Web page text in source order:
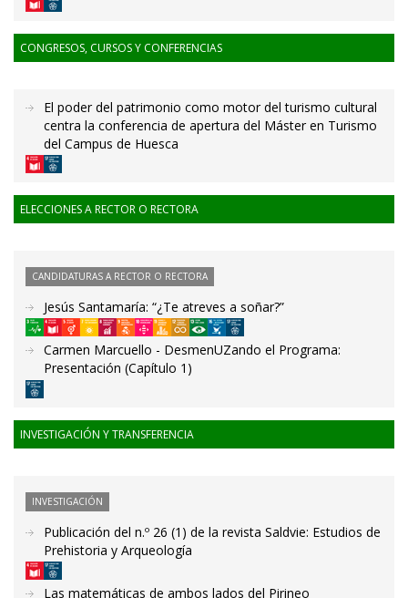
CONGRESOS, CURSOS Y CONFERENCIAS
El poder del patrimonio como motor del turismo cultural
centra la conferencia de apertura del Máster en Turismo
del Campus de Huesca
ELECCIONES A RECTOR O RECTORA
CANDIDATURAS A RECTOR O RECTORA
Jesús Santamaría: “¿Te atreves a soñar?”
Carmen Marcuello - DesmenUZando el Programa:
Presentación (Capítulo 1)
INVESTIGACIÓN Y TRANSFERENCIA
INVESTIGACIÓN
Publicación del n.º 26 (1) de la revista Saldvie: Estudios de
Prehistoria y Arqueología
Las matemáticas de ambos lados del Pirineo